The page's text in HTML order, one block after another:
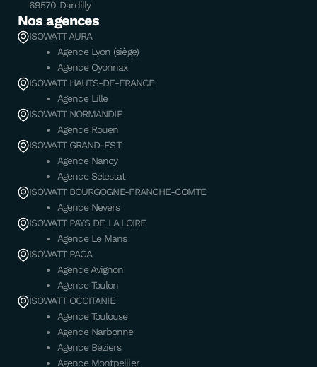
69570 Dardilly
Nos agences
ISOWATT AURA
Agence Lyon (siège)
Agence Oyonnax
ISOWATT HAUTS-DE-FRANCE
Agence Lille
ISOWATT NORMANDIE
Agence Rouen
ISOWATT GRAND-EST
Agence Nancy
Agence Sélestat
ISOWATT BOURGOGNE-FRANCHE-COMTE
Agence Nevers
ISOWATT PAYS DE LA LOIRE
Agence Le Mans
ISOWATT PACA
Agence Avignon
Agence Toulon
ISOWATT OCCITANIE
Agence Toulouse
Agence Narbonne
Agence Béziers
Agence Montpellier